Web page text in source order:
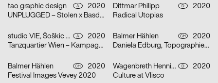
tao graphic design A
2020
UNPLUGGED – Stolen x Basdban
Dittmar Philipp D
2020
Radical Utopias
studio VIE, Šoškic Katarina, Scherabon Herwig A
2020
Tanzquartier Wien – Kampagne Camilla Schielin
Balmer Hählen CH
2020
Daniela Edburg, Topographies of Transformation
Balmer Hählen CH
2020
Festival Images Vevey 2020
Wagenbreth Henning D
2020
Culture at Vlisco